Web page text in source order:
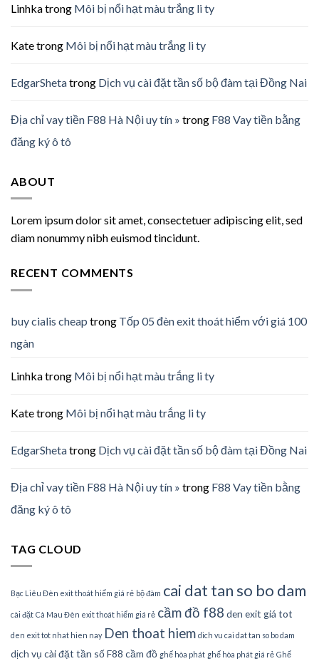
Linhkatrong Môi bị nổi hạt màu trắng li ty
Katetrong Môi bị nổi hạt màu trắng li ty
EdgarShetatrong Dịch vụ cài đặt tần số bộ đàm tại Đồng Nai
Địa chỉ vay tiền F88 Hà Nội uy tín » trong F88 Vay tiền bằng
đăng ký ô tô
ABOUT
Lorem ipsum dolor sit amet, consectetuer adipiscing elit, sed
diam nonummy nibh euismod tincidunt.
RECENT COMMENTS
buy cialis cheap trong Tốp 05 đèn exit thoát hiểm với giá 100
ngàn
Linhkatrong Môi bị nổi hạt màu trắng li ty
Katetrong Môi bị nổi hạt màu trắng li ty
EdgarShetatrong Dịch vụ cài đặt tần số bộ đàm tại Đồng Nai
Địa chỉ vay tiền F88 Hà Nội uy tín » trong F88 Vay tiền bằng
đăng ký ô tô
TAG CLOUD
Bạc Liêu Đèn exit thoát hiểm giá rẻ bộ đàm cai dat tan so bo dam
cài đặt Cà Mau Đèn exit thoát hiểm giá rẻ cầm đồ f88 den exit giá tot
den exit tot nhat hien nay Den thoat hiem dich vu cai dat tan so bo dam
dịch vụ cài đặt tần sốF88 cầm đồ ghế hòa phát ghế hòa phát giá rẻ Ghế